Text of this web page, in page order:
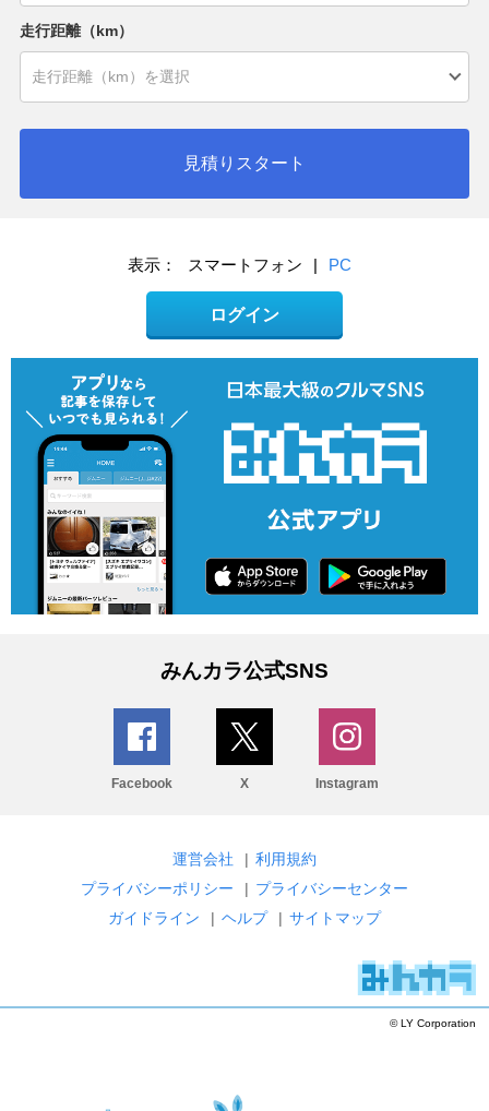
走行距離（km）
見積りスタート
表示： スマートフォン | PC
ログイン
みんカラ公式SNS
Facebook X Instagram
運営会社 | 利用規約
プライバシーポリシー
| プライバシーセンター
ガイドライン
| ヘルプ | サイトマップ
© LY Corporation